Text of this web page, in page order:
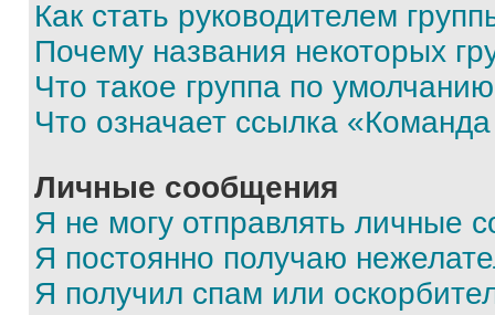
Как стать руководителем
Почему названия некоторых
Что такое группа по
Что означает ссылка
Личные сообщения
Я не могу отправлять личные
Я постоянно получаю
Я получил спам или